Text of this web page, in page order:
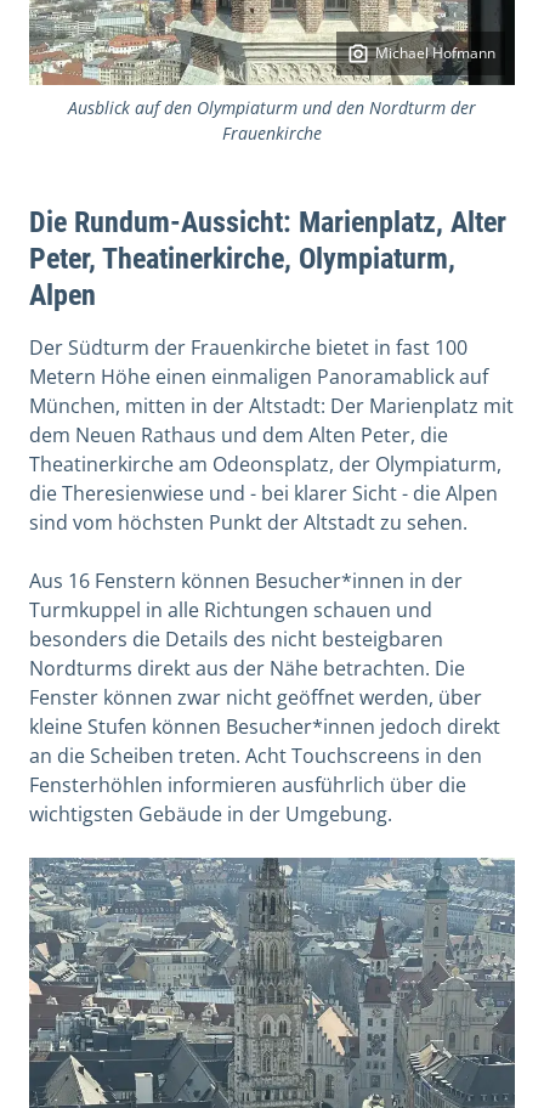
Michael Hofmann
Ausblick auf den Olympiaturm und den Nordturm der
Frauenkirche
Die Rundum-Aussicht: Marienplatz, Alter
Peter, Theatinerkirche, Olympiaturm,
Alpen
Der Südturm der Frauenkirche bietet in fast 100
Metern Höhe einen einmaligen Panoramablick auf
München, mitten in der Altstadt: Der Marienplatz mit
dem Neuen Rathaus und dem Alten Peter, die
Theatinerkirche am Odeonsplatz, der Olympiaturm,
die Theresienwiese und - bei klarer Sicht - die Alpen
sind vom höchsten Punkt der Altstadt zu sehen.
Aus 16 Fenstern können Besucher*innen in der
Turmkuppel in alle Richtungen schauen und
besonders die Details des nicht besteigbaren
Nordturms direkt aus der Nähe betrachten. Die
Fenster können zwar nicht geöffnet werden, über
kleine Stufen können Besucher*innen jedoch direkt
an die Scheiben treten. Acht Touchscreens in den
Fensterhöhlen informieren ausführlich über die
wichtigsten Gebäude in der Umgebung.